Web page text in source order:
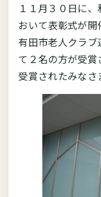
１１月３０日に
おいて表彰式が開
有田市老人クラ
て２名の方が受賞
受賞されたみなさ